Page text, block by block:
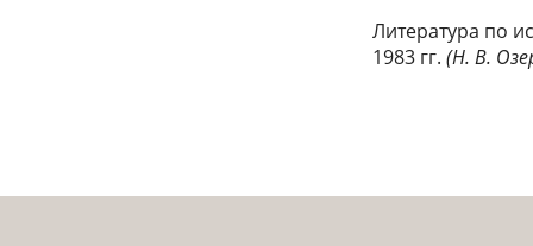
Литература по
1983 гг. (Н. В.